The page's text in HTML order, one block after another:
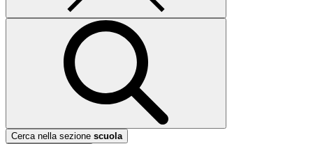
Cerca nella sezione scuola